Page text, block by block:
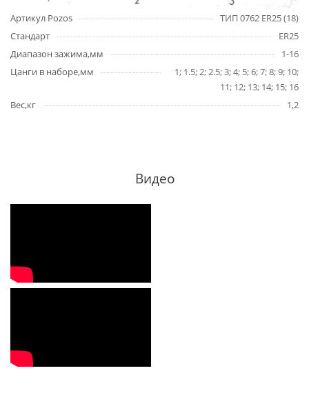
Артикул Pozos
ТИП 0762 ER25 (18)
Стандарт
ER25
Диапазон зажима,мм
1-16
Цанги в наборе,мм
1; 1.5; 2; 2.5; 3; 4; 5; 6; 7; 8; 9; 10;
11; 12; 13; 14; 15; 16
Вес,кг
1,2
Видео